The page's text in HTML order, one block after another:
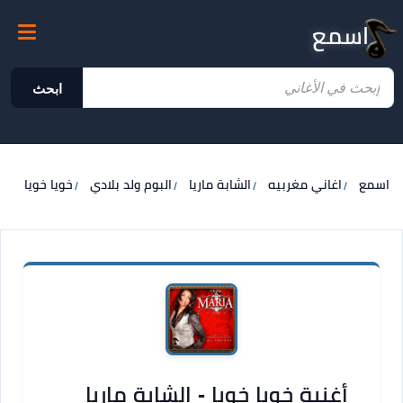
اسمع
ابحث
اسمع اغاني مغربيه الشابة ماريا البوم ولد بلادي خويا خويا
أغنية خويا خويا - الشابة ماريا